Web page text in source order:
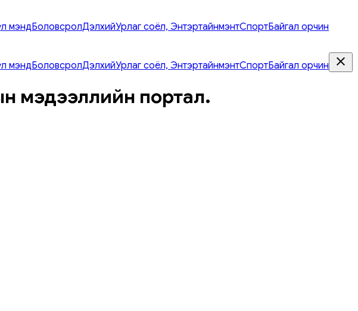
мэндБоловсролДэлхийУрлаг соёл, ЭнтэртайнмэнтСпортБайгал орчин
мэндБоловсролДэлхийУрлаг соёл, ЭнтэртайнмэнтСпортБайгал орчин
мэдээллийн портал.